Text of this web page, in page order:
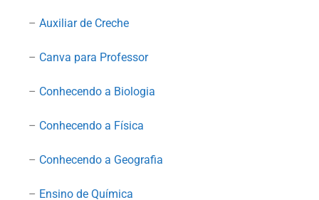
– Auxiliar de Creche
– Canva para Professor
– Conhecendo a Biologia
– Conhecendo a Física
– Conhecendo a Geografia
– Ensino de Química